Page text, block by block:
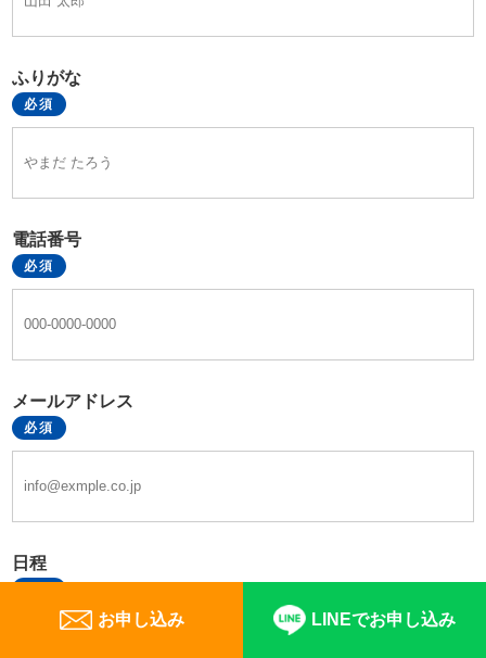
ふりがな
必須
電話番号
必須
メールアドレス
必須
日程
お申し込み LINEでお申し込み